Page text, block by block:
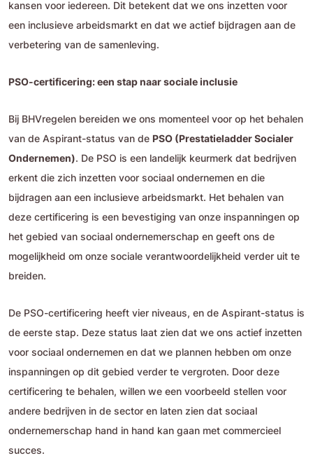
kansen voor iedereen. Dit betekent dat we ons inzetten voor
een inclusieve arbeidsmarkt en dat we actief bijdragen aan de
verbetering van de samenleving.
PSO-certificering: een stap naar sociale inclusie
Bij BHVregelen bereiden we ons momenteel voor op het behalen
van de Aspirant-status van de PSO (Prestatieladder Socialer
Ondernemen). De PSO is een landelijk keurmerk dat bedrijven
erkent die zich inzetten voor sociaal ondernemen en die
bijdragen aan een inclusieve arbeidsmarkt. Het behalen van
deze certificering is een bevestiging van onze inspanningen op
het gebied van sociaal ondernemerschap en geeft ons de
mogelijkheid om onze sociale verantwoordelijkheid verder uit te
breiden.
De PSO-certificering heeft vier niveaus, en de Aspirant-status is
de eerste stap. Deze status laat zien dat we ons actief inzetten
voor sociaal ondernemen en dat we plannen hebben om onze
inspanningen op dit gebied verder te vergroten. Door deze
certificering te behalen, willen we een voorbeeld stellen voor
andere bedrijven in de sector en laten zien dat sociaal
ondernemerschap hand in hand kan gaan met commercieel
succes.